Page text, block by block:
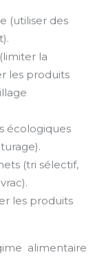
(utiliser des
la
les produits
écologiques
(tri sélectif,
les produits
alimentaire